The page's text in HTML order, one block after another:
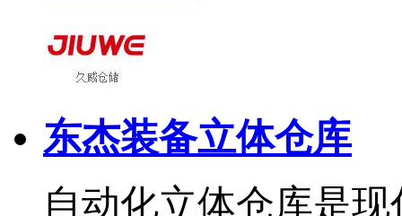
东杰装备立体仓库
自动化立体仓库是